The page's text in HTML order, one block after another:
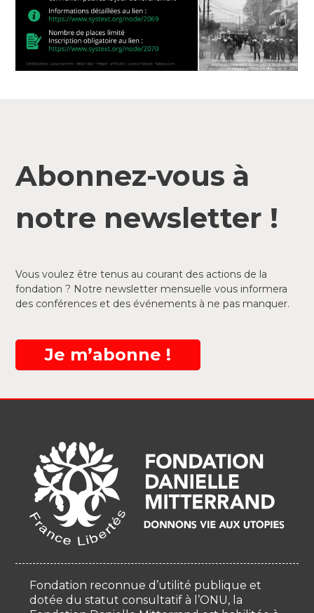
Abonnez-vous à
notre newsletter !
Vous voulez être tenus au courant des actions de la
fondation ? Notre newsletter mensuelle vous informera
des conférences et des événements à ne pas manquer.
Je m’abonne !
Fondation reconnue d’utilité publique et
dotée du statut consultatif à l’ONU, la